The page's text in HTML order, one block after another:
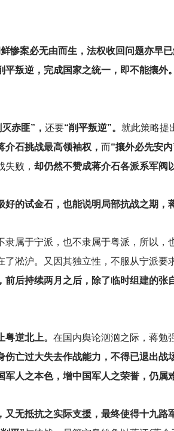
惨案必无由而生，法权收回问题亦早
叛逆，完成国家之统一，即不能攘外
赤匪”， 还要“削平叛逆”。 就此策略提
石挑战最高领袖权， 而“攘外必先安内
败， 却仍然不赞成蒋介石各派系军阀
的试金石，也能说明局部抗战之期，
属于宁派，也不隶属于粤派，所以，
淞沪。又因其独立性，不服从宁派要
前后持续两月之后，除了临时组建的张
逆北上。 在国内舆论汹汹之际，蒋勉
伤亡过大失去作战能力，不得已退出战
人之本色，增中国军人之荣誉，仍属
无抵抗之实际支援，最终使得十九路